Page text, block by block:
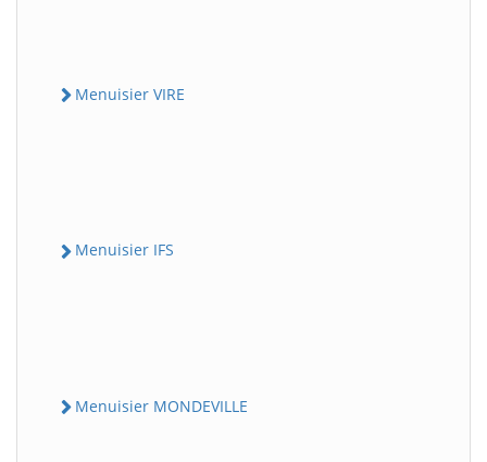
Menuisier VIRE
Menuisier IFS
Menuisier MONDEVILLE